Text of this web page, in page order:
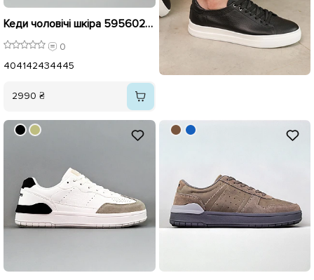
Кеди чоловічі шкіра 595602 Білі
0
404142434445
2990 ₴